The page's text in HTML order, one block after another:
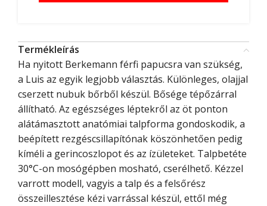
Termékleírás
Ha nyitott Berkemann férfi papucsra van szükség,
a Luis az egyik legjobb választás. Különleges, olajjal
cserzett nubuk bőrből készül. Bősége tépőzárral
állítható. Az egészséges léptekről az öt ponton
alátámasztott anatómiai talpforma gondoskodik, a
beépített rezgéscsillapítónak köszönhetően pedig
kíméli a gerincoszlopot és az ízületeket. Talpbetéte
30°C-on mosógépben mosható, cserélhető. Kézzel
varrott modell, vagyis a talp és a felsőrész
összeillesztése kézi varrással készül, ettől még